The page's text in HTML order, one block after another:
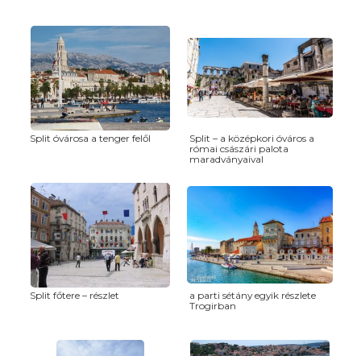
Split óvárosa a tenger felől
Split – a középkori óváros a
római császári palota
maradványaival
Split főtere – részlet
a parti sétány egyik részlete
Trogirban